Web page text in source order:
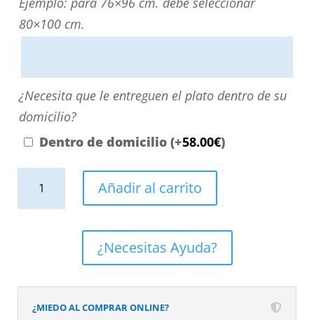
directamente
contactando
nosotros.
El
precio
será
80×100 cm.
¿Necesita
que
le
domicilio?
¿Necesita que le entreguen el plato dentro de su
domicilio?
Dentro de domicilio (+58.00€)
pizarra.
Efecto
Añadir al carrito
¿Necesitas Ayuda?
¿MIEDO AL COMPRAR ONLINE?